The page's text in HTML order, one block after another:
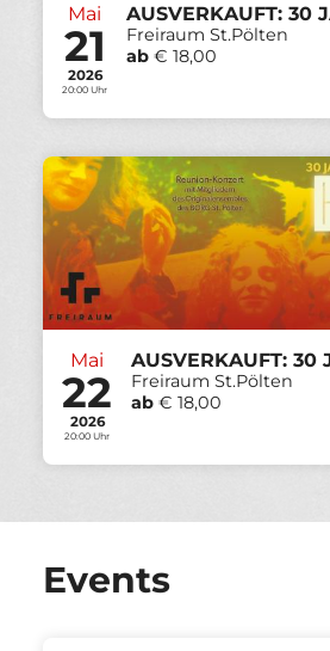
Mai
21
2026
20:00 Uhr
AUSVERKAUFT: 30
Freiraum St.Pölten
ab € 18,00
Mai
22
2026
20:00 Uhr
AUSVERKAUFT: 30
Freiraum St.Pölten
ab € 18,00
Events